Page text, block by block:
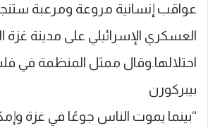
عواقب إنسانية مروعة ومرعبة
العسكري الإسرائيلي على مدينة غزة
احتلالها.وقال ممثل المنظمة في
بيبركورن
“بينما يموت الناس جوعًا في غزة